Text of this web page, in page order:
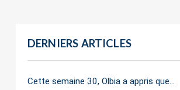
DERNIERS ARTICLES
Cette semaine 30, Olbia a appris que…